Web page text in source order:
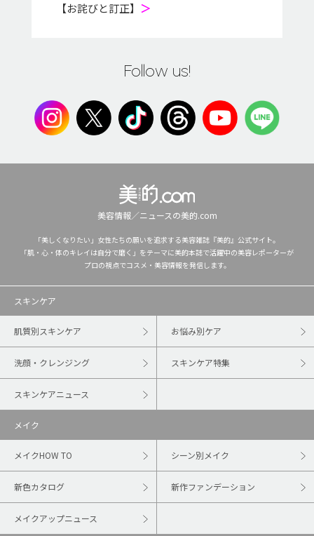
【お詫びと訂正】 ＞
Follow us!
美容情報／ニュースの美的.com
「美しくなりたい」女性たちの願いを追求する美容雑誌『美的』公式サイト。
「肌・心・体のキレイは自分で磨く」をテーマに美的本誌で活躍中の美容レポーターが
プロの視点でコスメ・美容情報を発信します。
スキンケア
肌質別スキンケア お悩み別ケア
洗顔・クレンジング スキンケア特集
スキンケアニュース
メイク
メイクHOW TO シーン別メイク
新色カタログ 新作ファンデーション
メイクアップニュース